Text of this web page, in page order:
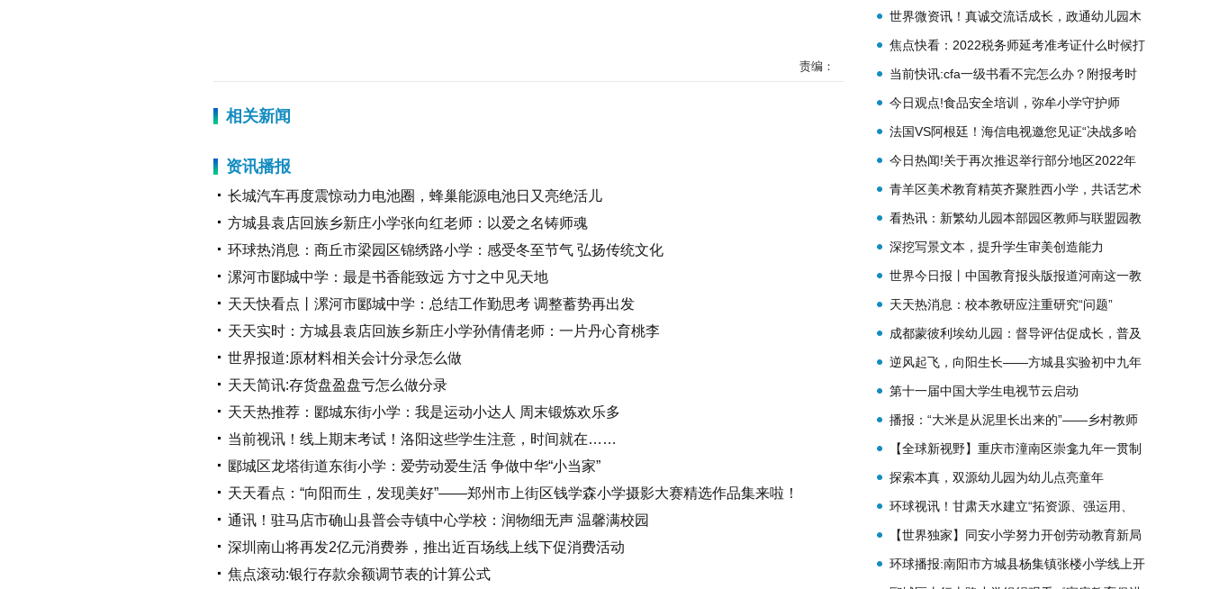
责编：
相关新闻
资讯播报
长城汽车再度震惊动力电池圈，蜂巢能源电池日又亮绝活儿
方城县袁店回族乡新庄小学张向红老师：以爱之名铸师魂
环球热消息：商丘市梁园区锦绣路小学：感受冬至节气 弘扬传统文化
漯河市郾城中学：最是书香能致远 方寸之中见天地
天天快看点丨漯河市郾城中学：总结工作勤思考 调整蓄势再出发
天天实时：方城县袁店回族乡新庄小学孙倩倩老师：一片丹心育桃李
世界报道:原材料相关会计分录怎么做
天天简讯:存货盘盈盘亏怎么做分录
天天热推荐：郾城东街小学：我是运动小达人 周末锻炼欢乐多
当前视讯！线上期末考试！洛阳这些学生注意，时间就在……
郾城区龙塔街道东街小学：爱劳动爱生活 争做中华“小当家”
天天看点：“向阳而生，发现美好”——郑州市上街区钱学森小学摄影大赛精选作品集来啦！
通讯！驻马店市确山县普会寺镇中心学校：润物细无声 温馨满校园
深圳南山将再发2亿元消费券，推出近百场线上线下促消费活动
焦点滚动:银行存款余额调节表的计算公式
建设清廉学校
世界微资讯！真诚交流话成长，政通幼儿园木
胡桃班和家长朋友同心同行
焦点快看：2022税务师延考准考证什么时候打
印！附打印流程
当前快讯:cfa一级书看不完怎么办？附报考时
间表
今日观点!食品安全培训，弥牟小学守护师
生“舌尖上的安全”
法国VS阿根廷！海信电视邀您见证“决战多哈
之巅”
今日热闻!关于再次推迟举行部分地区2022年
度税务师职业资格考试的公告
青羊区美术教育精英齐聚胜西小学，共话艺术
教育工作
看热讯：新繁幼儿园本部园区教师与联盟园教
师聚焦游戏，叙谈童心
深挖写景文本，提升学生审美创造能力
世界今日报丨中国教育报头版报道河南这一教
师群体——
天天热消息：校本教研应注重研究“问题”
成都蒙彼利埃幼儿园：督导评估促成长，普及
普惠促发展
逆风起飞，向阳生长——方城县实验初中九年
级召开线上主题班会
第十一届中国大学生电视节云启动
播报：“大米是从泥里长出来的”——乡村教师
李金华和他的劳育智慧课堂
【全球新视野】重庆市潼南区崇龛九年一贯制
学校系统推进劳动教育课程改革
探索本真，双源幼儿园为幼儿点亮童年
环球视讯！甘肃天水建立“拓资源、强运用、
抓督查”一体化机制
【世界独家】同安小学努力开创劳动教育新局
面
环球播报:南阳市方城县杨集镇张楼小学线上开